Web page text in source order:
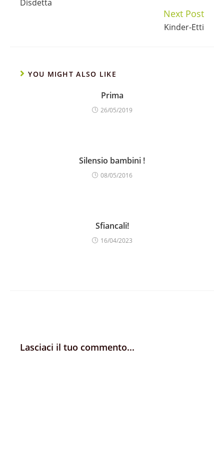
Reading
Disdetta
Next Post
Kinder-Etti
YOU MIGHT ALSO LIKE
Prima
26/05/2019
Silensio bambini !
08/05/2016
Sfiancali!
16/04/2023
Lasciaci il tuo commento...